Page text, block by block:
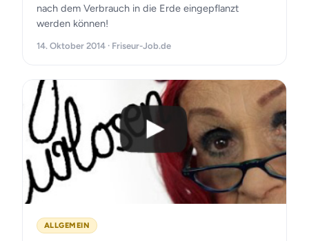
nach dem Verbrauch in die Erde eingepflanzt
werden können!
14. Oktober 2014 · Friseur-Job.de
ALLGEMEIN